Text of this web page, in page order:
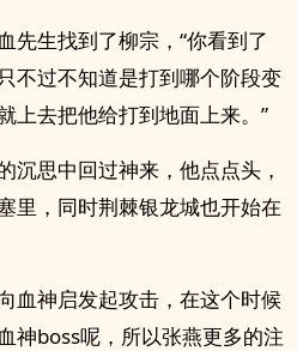
先生找到了柳宗，“你看到了
不过不知道是打到哪个阶段变
上去把他给打到地面上来。”
沉思中回过神来，他点点头，
里，同时荆棘银龙城也开始在
血神启发起攻击，在这个时候
神boss呢，所以张燕更多的注